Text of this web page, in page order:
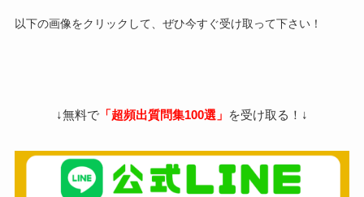
以下の画像をクリックして、ぜひ今すぐ受け取って下さい！
↓無料で 「超頻出質問集100選」 を受け取る！↓